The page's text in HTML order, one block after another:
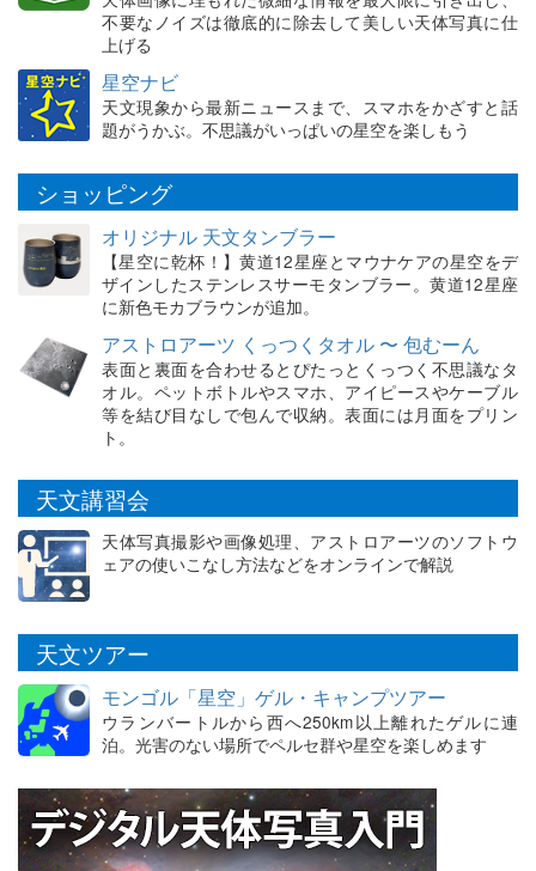
不要なノイズは徹底的に除去して美しい天体写真に仕
上げる
星空ナビ
天文現象から最新ニュースまで、スマホをかざすと話
題がうかぶ。不思議がいっぱいの星空を楽しもう
ショッピング
オリジナル 天文タンブラー
【星空に乾杯！】黄道12星座とマウナケアの星空をデ
ザインしたステンレスサーモタンブラー。黄道12星座
に新色モカブラウンが追加。
アストロアーツ くっつくタオル 〜 包むーん
表面と裏面を合わせるとぴたっとくっつく不思議なタ
オル。ペットボトルやスマホ、アイピースやケーブル
等を結び目なしで包んで収納。表面には月面をプリン
ト。
天文講習会
天体写真撮影や画像処理、アストロアーツのソフトウ
ェアの使いこなし方法などをオンラインで解説
天文ツアー
モンゴル「星空」ゲル・キャンプツアー
ウランバートルから西へ250km以上離れたゲルに連
泊。光害のない場所でペルセ群や星空を楽しめます